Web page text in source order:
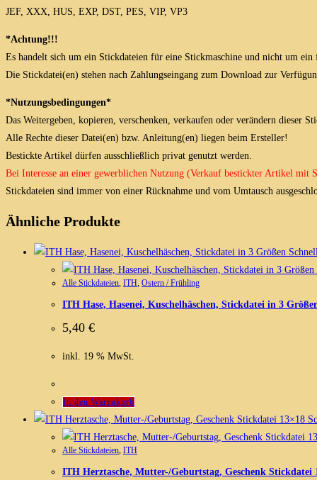
JEF, XXX, HUS, EXP, DST, PES, VIP, VP3
*Achtung!!!
Es handelt sich um ein Stickdateien für eine Stickmaschine und nicht um
Die Stickdatei(en) stehen nach Zahlungseingang zum Download zur
*Nutzungsbedingungen*
Das Weitergeben, kopieren, verschenken, verkaufen oder verändern dieser
Alle Rechte dieser Datei(en) bzw. Anleitung(en) liegen beim Ersteller!
Bestickte Artikel dürfen ausschließlich privat genutzt werden.
Bei Interesse an einer gewerblichen Nutzung (Verkauf bestickter Artikel
Stickdateien sind immer von einer Rücknahme und vom Umtausch
Ähnliche Produkte
Alle Stickdateien, ITH, Ostern / Frühling
ITH Hase, Hasenei, Kuschelhäschen, Stickdatei in 3
5,40 €
inkl. 19 % MwSt.
In den Warenkorb
Alle Stickdateien, ITH
ITH Herztasche, Mutter-/Geburtstag, Geschenk Stickdatei